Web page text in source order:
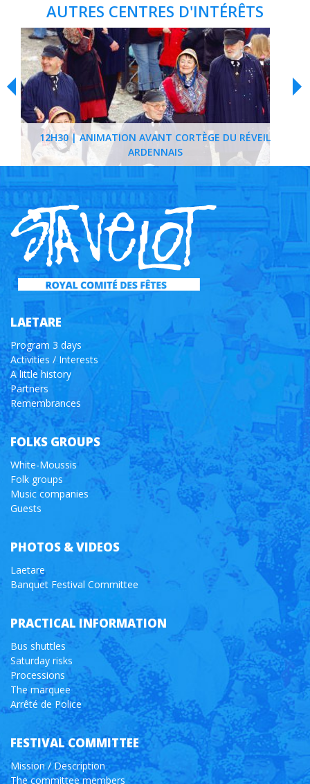
AUTRES CENTRES D'INTÉRÊTS
12H30 | ANIMATION AVANT CORTÈGE DU RÉVEIL
ARDENNAIS
LAETARE
Program 3 days
Activities / Interests
A little history
Partners
Remembrances
FOLKS GROUPS
White-Moussis
Folk groups
Music companies
Guests
PHOTOS & VIDEOS
Laetare
Banquet Festival Committee
PRACTICAL INFORMATION
Bus shuttles
Saturday risks
Processions
The marquee
Arrêté de Police
FESTIVAL COMMITTEE
Mission / Description
The committee members